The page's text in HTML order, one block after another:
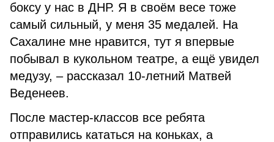
боксу у нас в ДНР. Я в своём весе тоже
самый сильный, у меня 35 медалей. На
Сахалине мне нравится, тут я впервые
побывал в кукольном театре, а ещё увидел
медузу, – рассказал 10-летний Матвей
Веденеев.
После мастер-классов все ребята
отправились кататься на коньках, а